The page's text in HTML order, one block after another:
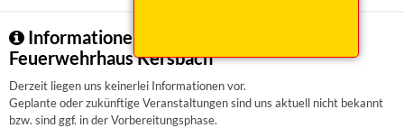
Informationen zu Forchheim, Festzelt am
Feuerwehrhaus Kersbach
Derzeit liegen uns keinerlei Informationen vor.
Geplante oder zukünftige Veranstaltungen sind uns aktuell nicht bekannt
bzw. sind ggf. in der Vorbereitungsphase.